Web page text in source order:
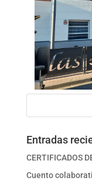
Entradas
CERTIFICADOS
Cuento